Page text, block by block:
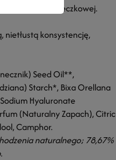
masie cząsteczkowej.
nietłustą konsystencję,
Seed Oil**,
Starch*, Bixa Orellana
Hyaluronate
(Naturalny Zapach), Citric
Camphor.
naturalnego; 78,67%